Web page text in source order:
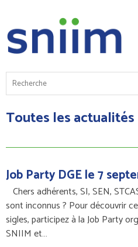
Toutes les actualités
Job Party DGE le 7
Chers adhérents, SI, SEN,
sont inconnus ? Pour découvrir
sigles, participez à la Job Party
SNIIM et…